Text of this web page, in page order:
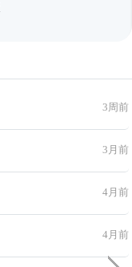
3周前
3月前
4月前
4月前